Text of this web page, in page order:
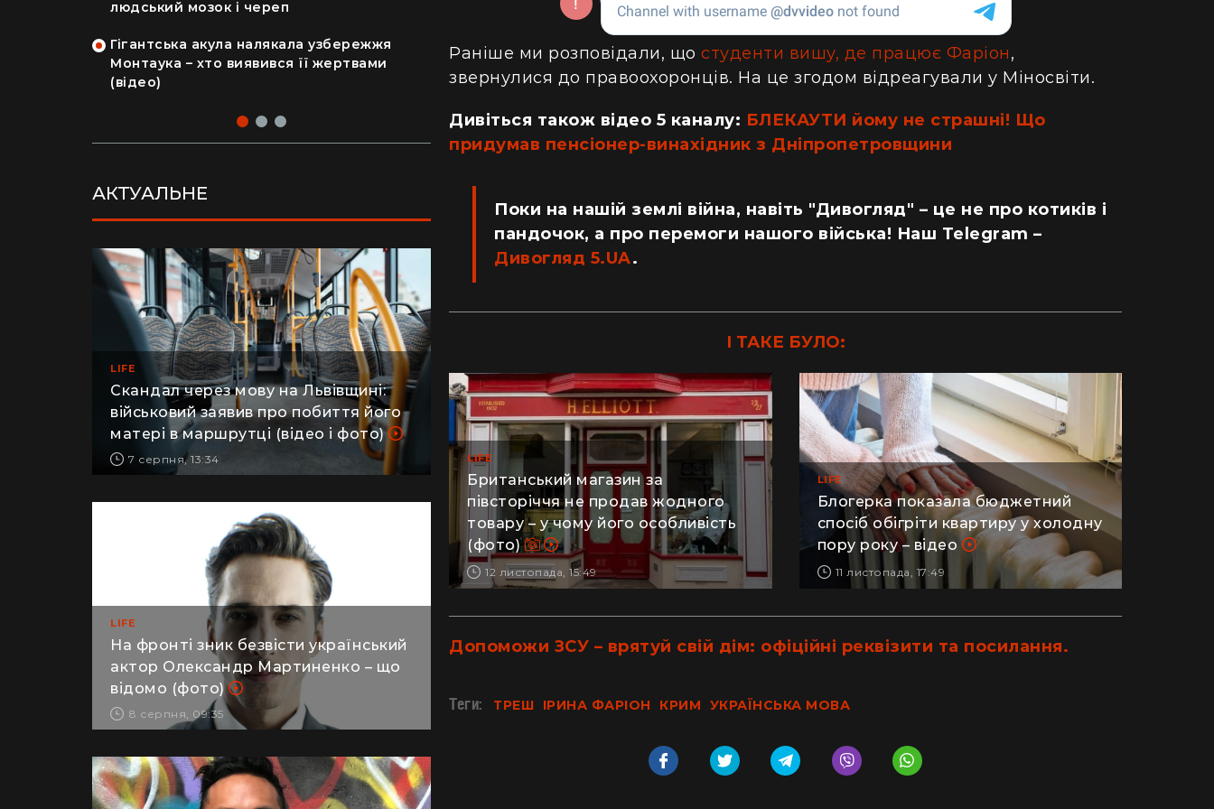
людський мозок і череп
Гігантська акула налякала узбережжя
Монтаука – хто виявився її жертвами
(відео)
сотнями туристів в ущелині впали валуни
Життя на круїзному лайнері: скільки
коштує купити каюту та мешкати в морі
перетворили хату в Карпатах на райський
З двокімнатної в село: блогерка продала
квартиру за "єВідновлення" та купила дім
АКТУАЛЬНЕ
LIFE
Скандал через мову на Львівщині:
військовий заявив про побиття його
матері в маршрутці (відео і фото)
7 серпня, 13:34
LIFE
На фронті зник безвісти український
актор Олександр Мартиненко – що
відомо (фото)
8 серпня, 09:35
Раніше ми розповідали, що студенти вишу, де працює Фаріон,
звернулися до правоохоронців. На це згодом відреагували у Міносвіти.
Дивіться також відео 5 каналу: БЛЕКАУТИ йому не страшні! Що
придумав пенсіонер-винахідник з Дніпропетровщини
Поки на нашій землі війна, навіть "Дивогляд" – це не про котиків і
пандочок, а про перемоги нашого війська! Наш Telegram –
Дивогляд 5.UA.
І ТАКЕ БУЛО:
LIFE
Британський магазин за
півсторіччя не продав жодного
товару – у чому його особливість
(фото)
12 листопада, 15:49
LIFE
Блогерка показала бюджетний
спосіб обігріти квартиру у холодну
пору року – відео
11 листопада, 17:49
Допоможи ЗСУ – врятуй свій дім: офіційні реквізити та посилання.
Теги: ТРЕШ ІРИНА ФАРІОН КРИМ УКРАЇНСЬКА МОВА